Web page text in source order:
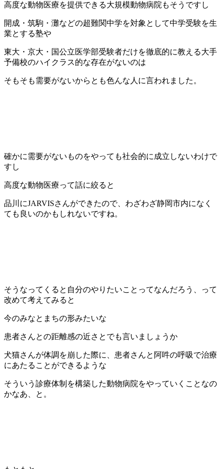
高度な動物医療を提供できる大規模動物病院もそうですし
開成・筑駒・灘などの超難関中学を対象として中学受験を生
業とする塾や
東大・京大・国公立医学部受験者だけを徹底的に教える大手
予備校のハイクラス的な存在がないのは
そもそも需要がないからとも色んな人に言われました。
確かに需要がないものをやっても社会的に成立しないわけで
すし
高度な動物医療って話に絞ると
品川にJARVISさんができたので、わざわざ静岡市内になく
ても良いのかもしれないですね。
そうなってくると自分のやりたいことってなんだろう、って
改めて考えてみると
今のみなとまちの形みたいな
患者さんとの距離感の近さとでも言いましょうか
犬猫さんが体調を崩した際に、患者さんと阿吽の呼吸で治療
にあたることができるような
そういう診療体制を構築した動物病院をやっていくことなの
かなあ、と。